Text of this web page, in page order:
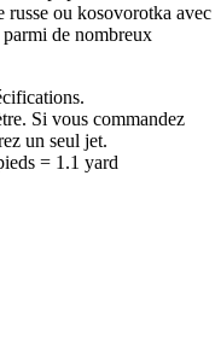
ou kosovorotka avec
de nombreux
Si vous commandez
un seul jet.
= 1.1 yard